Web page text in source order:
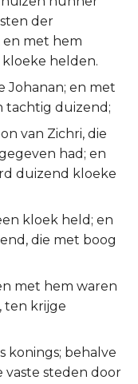
der
en met hem
helden.
Johanan; en met
tachtig duizend;
van Zichri, die
had; en
duizend kloeke
kloek held; en
die met boog
met hem waren
ten krijge
konings; behalve
vaste steden door